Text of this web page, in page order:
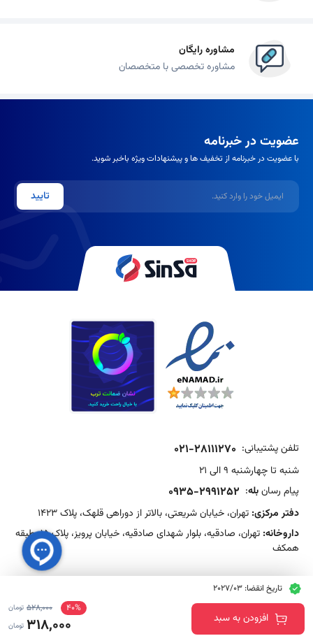
تاریخ انقضا: 2027/03
40%
528,000 تومان
318,000 تومان افزودن به سبد
مشاوره رایگان
مشاوره تخصصی با متخصصان
عضویت در خبرنامه
با عضویت در خبرنامه از تخفیف ها و پیشنهادات ویژه باخبر شوید.
ایمیل
تایید
تلفن پشتیبانی: 021-28111270
شنبه تا چهارشنبه 9 الی 21
پیام رسانبله:
0935-2991252
دفتر مرکزی: تهران، خیابان شریعتی، بالاتر از دوراهی قلهک، پلاک 1423
داروخانه:
تهران، صادقیه، بلوار شهدای صادقیه، خیابان پرویز، پلاک 15، طبقه
همکف
©2026 SinsaMed. All rights reserved.